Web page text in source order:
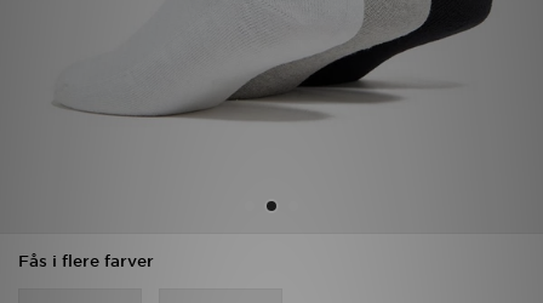
Fås i flere farver
Hjælp & information